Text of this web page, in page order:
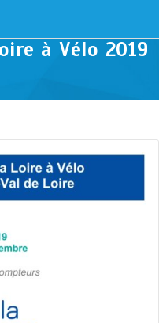
à Vélo 2019